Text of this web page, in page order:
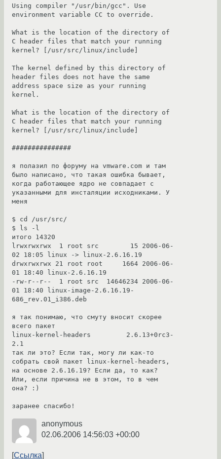
Using compiler "/usr/bin/gcc". Use
environment variable CC to override.
What is the location of the directory of
C header files that match your running
kernel? [/usr/src/linux/include]
The kernel defined by this directory of
header files does not have the same
address space size as your running
kernel.
What is the location of the directory of
C header files that match your running
kernel? [/usr/src/linux/include]
###############
я полазил по форуму на vmware.com и там
было написано, что такая ошибка бывает,
когда работающее ядро не совпадает с
указанными для инсталяции исходниками. У
меня
$ cd /usr/src/
$ ls -l
итого 14320
lrwxrwxrwx  1 root src        15 2006-06-
02 18:05 linux -> linux-2.6.16.19
drwxrwxrwx 21 root root     1664 2006-06-
01 18:40 linux-2.6.16.19
-rw-r--r--  1 root src  14646234 2006-06-
01 18:40 linux-image-2.6.16.19-
686_rev.01_i386.deb
я так понимаю, что смуту вносит скорее
всего пакет
linux-kernel-headers         2.6.13+0rc3-
2.1
так ли это? Если так, могу ли как-то
собрать свой пакет linux-kernel-headers,
на основе 2.6.16.19? Если да, то как?
Или, если причина не в этом, то в чем
она? :)
заранее спасибо!
anonymous
02.06.2006 14:56:03 +00:00
Ссылка